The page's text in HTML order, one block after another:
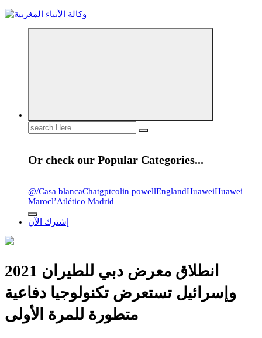
Search
for:
Or check our Popular Categories...
@/Casa blancaChatgptcolin powellEnglandHuaweiHuawei
Marocl’Atlético Madrid
إشترك الآن
انطلاق معرض دبي للطيران 2021
وإسرائيل تستعرض تكنولوجيا دفاعية
متطورة للمرة الأولى